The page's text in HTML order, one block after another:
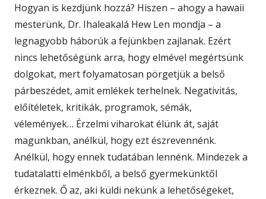
Hogyan is kezdjünk hozzá? Hiszen – ahogy a hawaii
mesterünk, Dr. Ihaleakalá Hew Len mondja – a
legnagyobb háborúk a fejünkben zajlanak. Ezért
nincs lehetőségünk arra, hogy elmével megértsünk
dolgokat, mert folyamatosan pörgetjük a belső
párbeszédet, amit emlékek terhelnek. Negativitás,
előítéletek, kritikák, programok, sémák,
vélemények… Érzelmi viharokat élünk át, saját
magunkban, anélkül, hogy ezt észrevennénk.
Anélkül, hogy ennek tudatában lennénk. Mindezek a
tudatalatti elménkből, a belső gyermekünktől
érkeznek. Ő az, aki küldi nekünk a lehetőségeket,